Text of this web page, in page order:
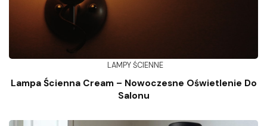
LAMPY ŚCIENNE
Lampa Ścienna Cream – Nowoczesne Oświetlenie Do
Salonu